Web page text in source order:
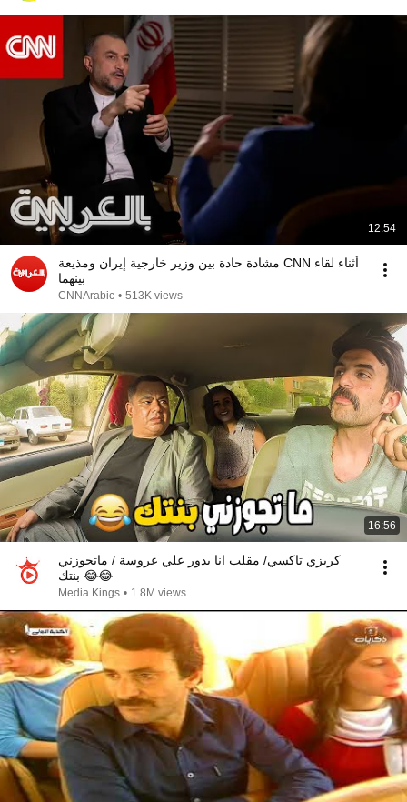
12:54
مشادة حادة بين وزير خارجية إيران ومذيعة CNN أثناء لقاء
بينهما
CNNArabic • 513K views
16:56
كريزي تاكسي/ مقلب انا بدور علي عروسة / ماتجوزني
بنتك 😂😂
Media Kings • 1.8M views